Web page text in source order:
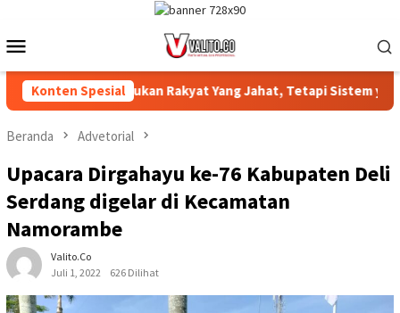
konten
Mobile
Konten Spesial
Bukan Rakyat Yang Jahat, Tetapi Sistem yang
Beranda Advetorial
Upacara Dirgahayu ke-76 Kabupaten Deli
Serdang digelar di Kecamatan
Namorambe
Valito.co
Juli 1, 2022
626 Dilihat